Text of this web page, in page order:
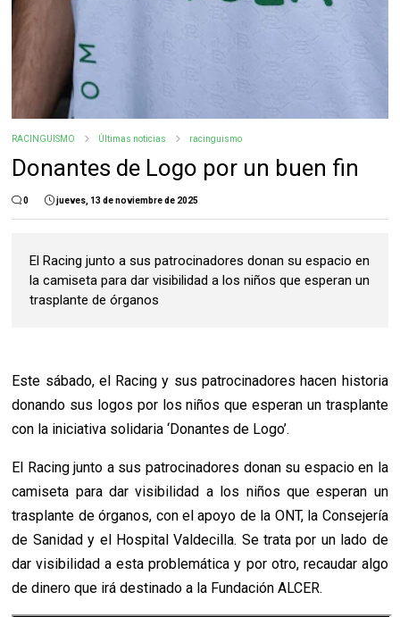
RACINGUISMO Últimas noticias racinguismo
Donantes de Logo por un buen fin
0 jueves, 13 de noviembre de 2025
El Racing junto a sus patrocinadores donan su espacio en
la camiseta para dar visibilidad a los niños que esperan un
trasplante de órganos
Este sábado, el Racing y sus patrocinadores hacen historia
donando sus logos por los niños que esperan un trasplante
con la iniciativa solidaria ‘Donantes de Logo’.
El Racing junto a sus patrocinadores donan su espacio en la
camiseta para dar visibilidad a los niños que esperan un
trasplante de órganos, con el apoyo de la ONT, la Consejería
de Sanidad y el Hospital Valdecilla. Se trata por un lado de
dar visibilidad a esta problemática y por otro, recaudar algo
de dinero que irá destinado a la Fundación ALCER.